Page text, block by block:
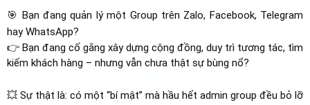
🎯 Bạn đang quản lý một Group trên Zalo, Facebook, Telegram
hay WhatsApp?
👉 Bạn đang cố gắng xây dựng cộng đồng, duy trì tương tác, tìm
kiếm khách hàng – nhưng vẫn chưa thật sự bùng nổ?
💥 Sự thật là: có một “bí mật” mà hầu hết admin group đều bỏ lỡ